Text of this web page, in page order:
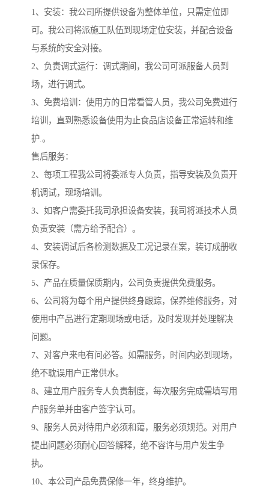
1、安装：我公司所提供设备为整体单位，只需定位即
可。我公司将派施工队伍到现场定位安装，并配合设备
与系统的安全对接。
2、负责调式运行：调式期间，我公司可派服备人员到
场，进行调式。
3、免费培训：使用方的日常看管人员，我公司免费进行
培训，直到熟悉设备使用为止食品店设备正常运转和维
护.。
售后服务：
2、每项工程我公司将委派专人负责，指导安装及负责开
机调试，现场培训。
3、如客户需委托我司承担设备安装，我司将派技术人员
负责安装（需方给予配合）。
4、安装调试后各检测数据及工况记录在案，装订成册收
录保存。
5、产品在质量保质期内，公司负责提供免费服务。
6、公司将为每个用户提供终身跟踪，保养维修服务，对
使用中产品进行定期现场或电话，及时发现并处理解决
问题。
7、对客户来电有问必答。如需服务，时间内必到现场，
绝不耽误用户正常供水。
8、建立用户服务专人负责制度，每次服务完成需填写用
户服务单并由客户签字认可。
9、服务人员对待用户必须和蔼，服务必须规范。对用户
提出问题必须耐心回答解释，绝不容许与用户发生争
执。
10、本公司产品免费保修一年，终身维护。